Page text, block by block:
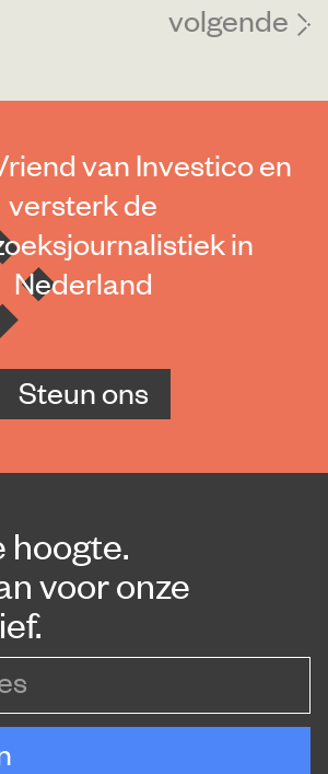
volgende
van Investico en
versterk de
in
Nederland
Steun ons
hoogte.
voor onze